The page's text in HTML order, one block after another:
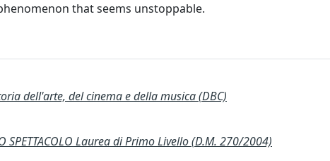
that seems unstoppable.
dell'arte, del cinema e della musica (DBC)
SPETTACOLO Laurea di Primo Livello (D.M. 270/2004)